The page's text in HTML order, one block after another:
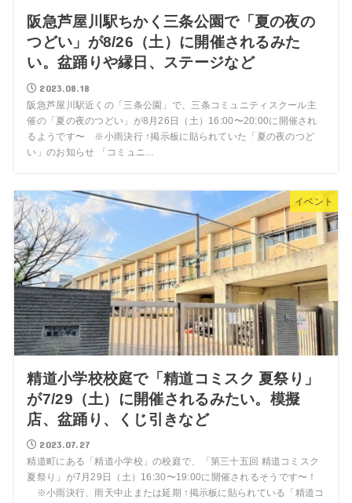
阪急芦屋川駅ちかく三条公園で「夏の夜の
つどい」が8/26（土）に開催されるみた
い。盆踊りや縁日、ステージなど
2023.08.18
阪急芦屋川駅近くの「三条公園」で、三条コミュニティスクール主
催の「夏の夜のつどい」が8月26日（土）16:00〜20:00に開催され
るようです〜 ※小雨決行 ↑掲示板に貼られていた「夏の夜のつど
い」のお知らせ 「コミュニ...
イベント
精道小学校校庭で「精道コミスク 夏祭り」
が7/29（土）に開催されるみたい。模擬
店、盆踊り、くじ引きなど
2023.07.27
精道町にある「精道小学校」の校庭で、「第三十五回 精道コミスク
夏祭り」が7月29日（土）16:30〜19:00に開催されるそうです〜！
※小雨決行、雨天中止または延期 ↑掲示板に貼られている「精道コ